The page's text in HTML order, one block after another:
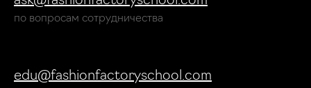
по вопросам сотрудничества
edu@fashionfactoryschool.com